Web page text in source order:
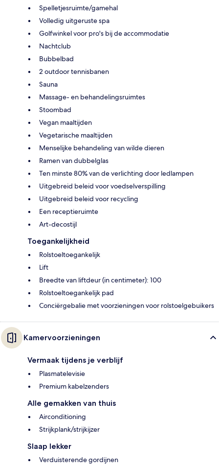
Spelletjesruimte/gamehal
Volledig uitgeruste spa
Golfwinkel voor pro's bij de accommodatie
Nachtclub
Bubbelbad
2 outdoor tennisbanen
Sauna
Massage- en behandelingsruimtes
Stoombad
Vegan maaltijden
Vegetarische maaltijden
Menselijke behandeling van wilde dieren
Ramen van dubbelglas
Ten minste 80% van de verlichting door ledlampen
Uitgebreid beleid voor voedselverspilling
Uitgebreid beleid voor recycling
Een receptieruimte
Art-decostijl
Toegankelijkheid
Rolstoeltoegankelijk
Lift
Breedte van liftdeur (in centimeter): 100
Rolstoeltoegankelijk pad
Conciërgebalie met voorzieningen voor rolstoelgebuikers
Kamervoorzieningen
Vermaak tijdens je verblijf
Plasmatelevisie
Premium kabelzenders
Alle gemakken van thuis
Airconditioning
Strijkplank/strijkijzer
Slaap lekker
Verduisterende gordijnen